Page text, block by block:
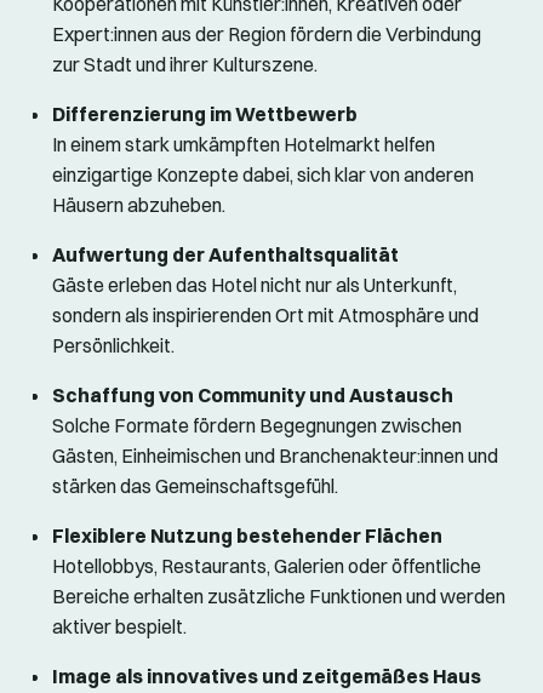
Expert:innen aus der Region fördern die Verbindung
zur Stadt und ihrer Kulturszene.
Differenzierung im Wettbewerb
In einem stark umkämpften Hotelmarkt helfen
einzigartige Konzepte dabei, sich klar von anderen
Häusern abzuheben.
Aufwertung der Aufenthaltsqualität
Gäste erleben das Hotel nicht nur als Unterkunft,
sondern als inspirierenden Ort mit Atmosphäre und
Persönlichkeit.
Schaffung von Community und Austausch
Solche Formate fördern Begegnungen zwischen
Gästen, Einheimischen und Branchenakteur:innen und
stärken das Gemeinschaftsgefühl.
Flexiblere Nutzung bestehender Flächen
Hotellobbys, Restaurants, Galerien oder öffentliche
Bereiche erhalten zusätzliche Funktionen und werden
aktiver bespielt.
Image als innovatives und zeitgemäßes Haus